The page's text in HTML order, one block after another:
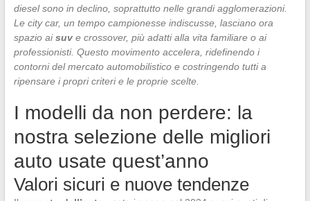
diesel sono in declino, soprattutto nelle grandi agglomerazioni.
Le city car, un tempo campionesse indiscusse, lasciano ora
spazio aisuve crossover, più adatti alla vita familiare o ai
professionisti. Questo movimento accelera, ridefinendo i
contorni del mercato automobilistico e costringendo tutti a
ripensare i propri criteri e le proprie scelte.
I modelli da non perdere: la
nostra selezione delle migliori
auto usate quest’anno
Valori sicuri e nuove tendenze